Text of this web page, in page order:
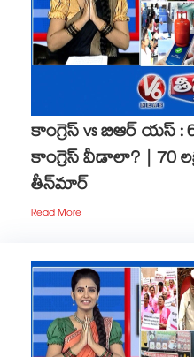
కాంగ్రెస్ vs బిఆర్ యస్
కాంగ్రెస్ వీడాలా? | 70
తీన్‌మార్
Read More